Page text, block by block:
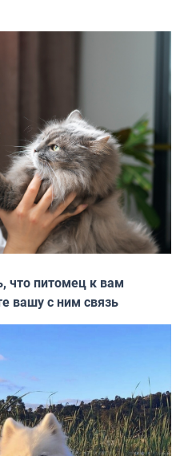
что питомец к вам
вашу с ним связь